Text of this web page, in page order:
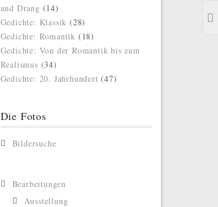
und Drang (14)
Gedichte: Klassik (28)
Gedichte: Romantik (18)
Gedichte: Von der Romantik bis zum
Realismus (34)
Gedichte: 20. Jahrhundert (47)
Die Fotos
Bildersuche
Bearbeitungen
Ausstellung